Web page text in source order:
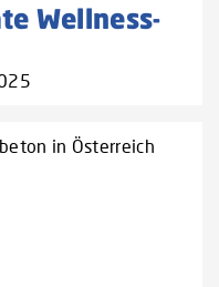
Wellness-
in Österreich